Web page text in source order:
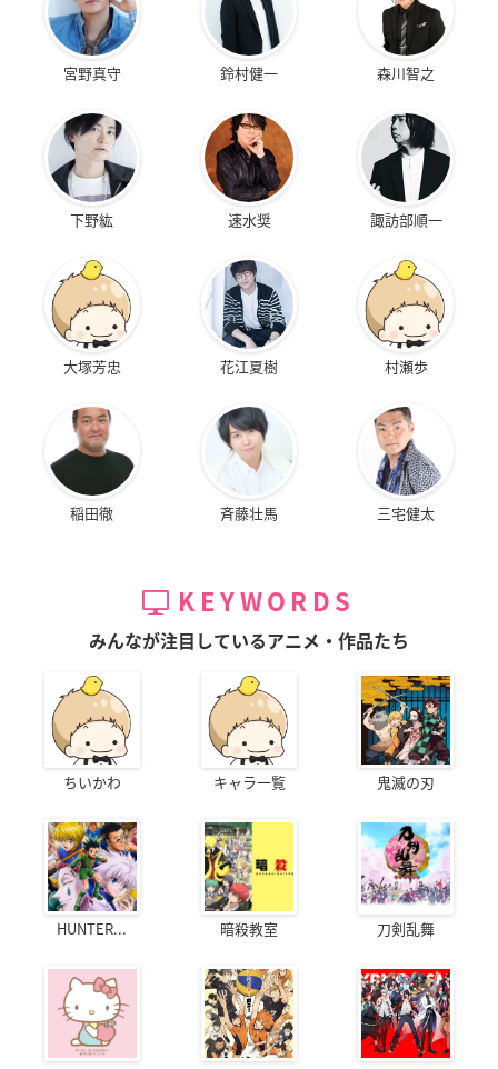
宮野真守 鈴村健一 森川智之
下野紘 速水奨 諏訪部順一
大塚芳忠 花江夏樹 村瀬歩
稲田徹 斉藤壮馬 三宅健太
KEYWORDS
みんなが注目しているアニメ・作品たち
ちいかわ キャラ一覧 鬼滅の刃
HUNTER... 暗殺教室 刀剣乱舞